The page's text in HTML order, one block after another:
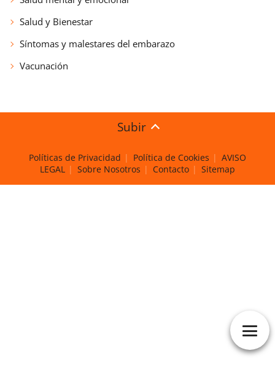
Salud y Bienestar
Síntomas y malestares del embarazo
Vacunación
Subir
Políticas de Privacidad Política de Cookies
AVISO
LEGAL
Sobre Nosotros Contacto Sitemap